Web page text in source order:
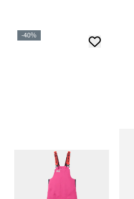
-40%